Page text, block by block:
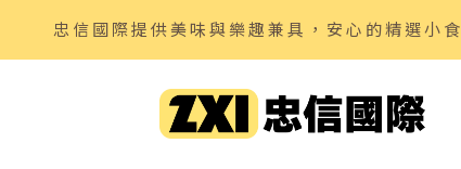
忠信國際提供美味與樂趣兼具，安心的精選小食